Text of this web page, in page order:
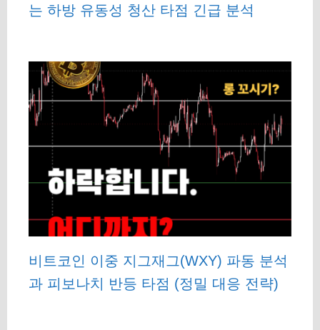
는 하방 유동성 청산 타점 긴급 분석
비트코인 이중 지그재그(WXY) 파동 분석
과 피보나치 반등 타점 (정밀 대응 전략)